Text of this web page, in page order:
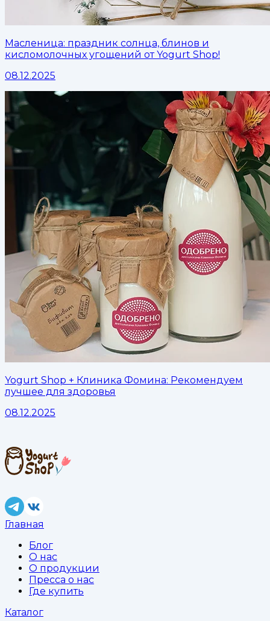
Масленица: праздник солнца, блинов и
кисломолочных угощений от Yogurt Shop!
08.12.2025
Yogurt Shop + Клиника Фомина: Рекомендуем
лучшее для здоровья
08.12.2025
Главная
Блог
О нас
О продукции
Пресса о нас
Где купить
Каталог